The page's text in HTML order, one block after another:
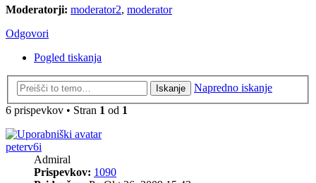
Moderatorji: moderator2, moderator
Odgovori
Pogled tiskanja
Iskanje
Napredno iskanje
6 prispevkov • Stran 1 od 1
peterv6i
Admiral
Prispevkov: 1090